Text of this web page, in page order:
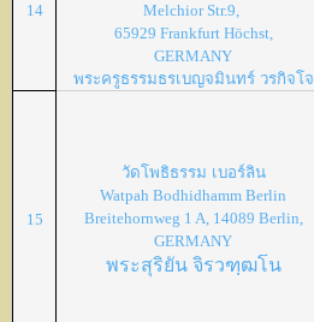
14
Melchior Str.9,
65929 Frankfurt Höchst,
GERMANY
พระครูธรรมธรเบญจมินทร์ วรกิจโจ
15
วัดโพธิธรรม เบอร์ลิน
Watpah Bodhidhamm Berlin
Breitehornweg 1 A, 14089 Berlin,
GERMANY
พระสุริยัน จิรวฑฺฒโน